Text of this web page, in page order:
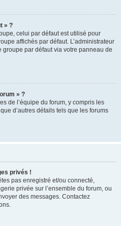
» ?
celui par défaut est utilisé pour
affichés par défaut. L’administrateur
par défaut via votre panneau de
» ?
de l’équipe du forum, y compris les
d’autres détails tels que les forums
privés !
pas enregistré et/ou connecté,
privée sur l’ensemble du forum, ou
des messages. Contactez